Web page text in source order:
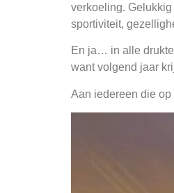
verkoeling.
sportiviteit,
En ja… in alle
want volgend jaar
Aan iedereen die